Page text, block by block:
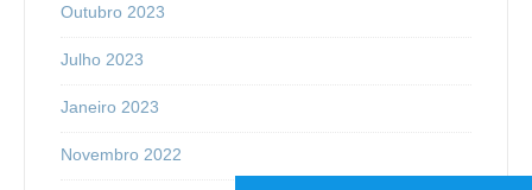
Outubro 2023
Julho 2023
Janeiro 2023
Novembro 2022